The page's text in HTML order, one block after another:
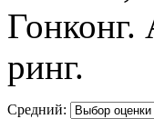
Гонконг.
ринг.
Средний: